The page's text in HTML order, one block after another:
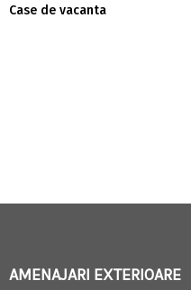
Case de vacanta
AMENAJARI EXTERIOARE